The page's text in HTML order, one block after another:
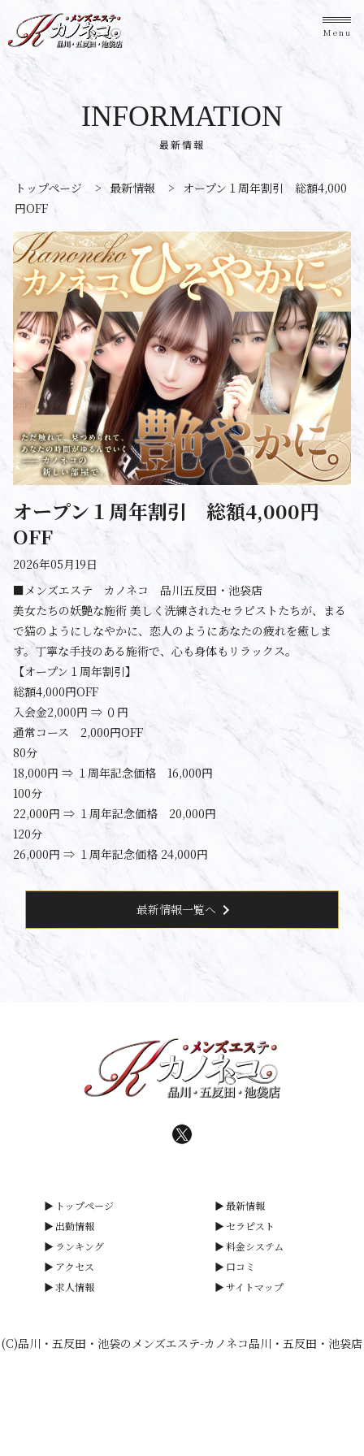
Menu
最新情報
INFORMATION
トップページ > 最新情報 > オープン１周年割引 総額4,000
円OFF
オープン１周年割引 総額4,000円
OFF
2026年05月19日
■メンズエステ カノネコ 品川五反田・池袋店
美女たちの妖艶な施術 美しく洗練されたセラピストたちが、まる
で猫のようにしなやかに、恋人のようにあなたの疲れを癒しま
す。丁寧な手技のある施術で、心も身体もリラックス。
【オープン１周年割引】
総額4,000円OFF
入会金2,000円 ⇒ ０円
通常コース 2,000円OFF
80分
18,000円 ⇒ １周年記念価格 16,000円
100分
22,000円 ⇒ １周年記念価格 20,000円
120分
26,000円 ⇒ １周年記念価格 24,000円
最新情報一覧へ chevron_right
トップページ
最新情報
出勤情報
セラピスト
ランキング
料金システム
アクセス
口コミ
求人情報
サイトマップ
(C)品川・五反田・池袋のメンズエステ-カノネコ品川・五反田・池袋店